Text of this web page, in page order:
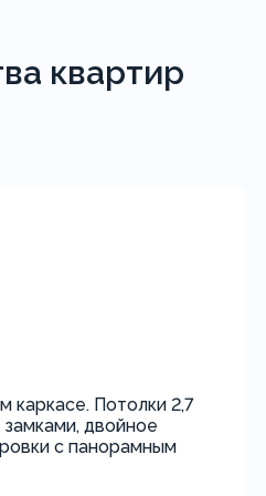
квартир
каркасе. Потолки 2,7
двойное
с панорамным